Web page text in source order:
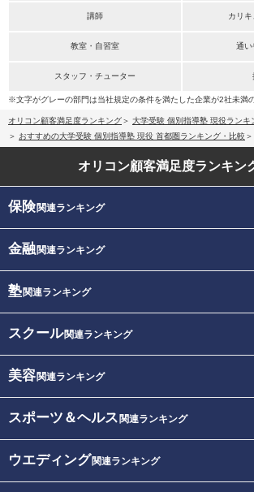
講師 カリ
教室・自習室 通い
スタッフ・チューター
※文字がグレーの部門は当社規定の条件を満たした企業が2社未満
オリコン顧客満足度ランキング
大学受験 個別指導塾 現役ランキ
おすすめの大学受験 個別指導塾 現役 首都圏ランキング・比較
オリコン顧客満足度ランキン
保険関連ランキング
金融関連ランキング
塾関連ランキング
スクール関連ランキング
美容関連ランキング
スポーツ＆ヘルス 関連ランキング
ウエディング関連ランキング